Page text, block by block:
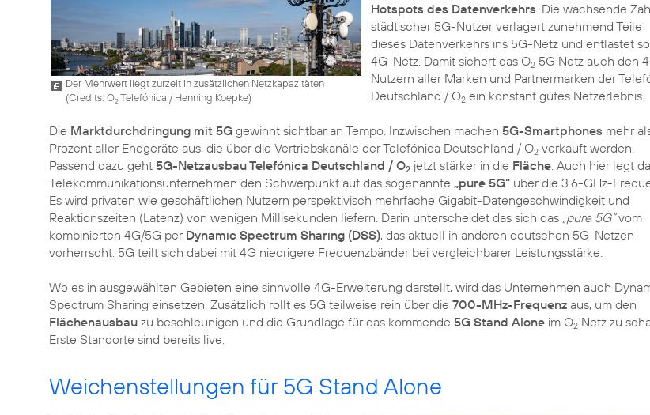
Der Mehrwert liegt zurzeit in zusätzlichen Netzkapazitäten
(Credits: O2Telefónica / Henning Koepke)
Hotspots des Datenverkehrs. Die wachsende
städtischer 5G-Nutzer verlagert zunehmend Teile
dieses Datenverkehrs ins 5G-Netz und entlastet
4G-Netz. Damit sichert das O25G Netz auch den
Nutzern aller Marken und Partnermarken der
Deutschland / O2ein konstant gutes Netzerlebnis.
Die Marktdurchdringung mit 5G gewinnt sichtbar an Tempo. Inzwischen machen 5G-Smartphones mehr
Prozent aller Endgeräte aus, die über die Vertriebskanäle der Telefónica Deutschland / O2 verkauft werden.
Passend dazu geht 5G-Netzausbau Telefónica Deutschland / O2 jetzt stärker in die Fläche. Auch hier legt
Telekommunikationsunternehmen den Schwerpunkt auf das sogenannte „pure 5G“ über die 3.6-GHz-
Es wird privaten wie geschäftlichen Nutzern perspektivisch mehrfache Gigabit-Datengeschwindigkeit und
Reaktionszeiten (Latenz) von wenigen Millisekunden liefern. Darin unterscheidet das sich das „pure 5G“vom
kombinierten 4G/5G per Dynamic Spectrum Sharing (DSS), das aktuell in anderen deutschen 5G-Netzen
vorherrscht. 5G teilt sich dabei mit 4G niedrigere Frequenzbänder bei vergleichbarer Leistungsstärke.
Wo es in ausgewählten Gebieten eine sinnvolle 4G-Erweiterung darstellt, wird das Unternehmen auch
Spectrum Sharing einsetzen. Zusätzlich rollt es 5G teilweise rein über die 700-MHz-Frequenz aus, um den
Flächenausbau zu beschleunigen und die Grundlage für das kommende 5G Stand Alone im O2 Netz zu
Weichenstellungen für 5G Stand Alone